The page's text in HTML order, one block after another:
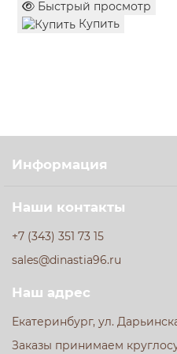
Купите горчицу зернистую
Быстрый просмотр
Купить
Информация
Наши контакты
+7 (343) 351 73 15
sales@dinastia96.ru
Наш адрес
Екатеринбург, ул.
Заказы принимаем